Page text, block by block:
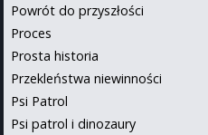
Powrót do przyszłości
Proces
Prosta historia
Przekleństwa niewinności
Psi Patrol
Psi patrol i dinozaury